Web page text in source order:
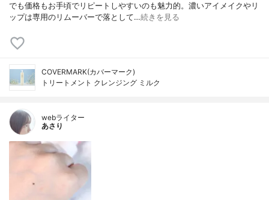
でも価格もお手頃でリピートしやすいのも魅力的。濃いアイメイクやリ
ップは専用のリムーバーで落として…続きを見る
COVERMARK(カバーマーク)
トリートメント クレンジング ミルク
webライター
あさり